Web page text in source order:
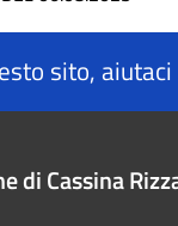
sito,
di Cassina